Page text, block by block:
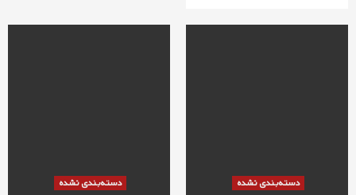
دسته‌بندی نشده دسته‌بندی نشده